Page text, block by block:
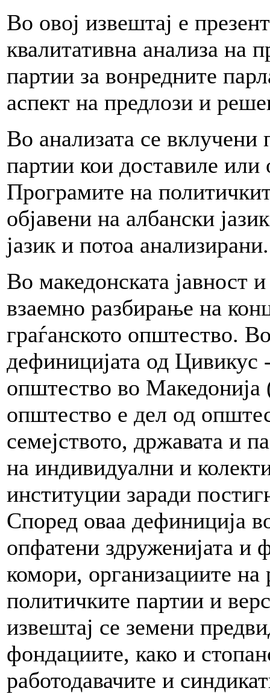
Во овој извештај е
квалитативна анализа на
партии за вонредните
аспект на предлози и
Во анализата се
партии кои доставиле или
Програмите на
објавени на албански
јазик и потоа анализирани.
Во македонската јавност
взаемно разбирање на
граѓанското општество.
дефиницијата од Цивикус
општество во
општество е дел од
семејството, државата и
на индивидуални и
институции заради
Според оваа дефиниција
опфатени здруженијата и
комори, организациите на
политичките партии и
извештај се земени
фондациите, како и
работодавачите и